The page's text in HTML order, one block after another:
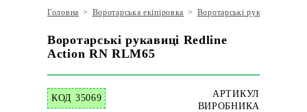
Головна > Воротарська екіпіровка > Воротарські рукавиці
Воротарські рукавиці Redline
Action RN RLM65
КОД 35069
АРТИКУЛ
ВИРОБНИКА